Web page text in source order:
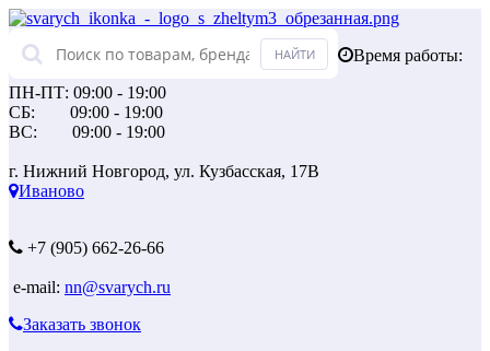
Время работы:
ПН-ПТ: 09:00 - 19:00
СБ: 09:00 - 19:00
ВС: 09:00 - 19:00
г. Нижний Новгород, ул. Кузбасская, 17В
Иваново
+7 (905) 662-26-66
e-mail: nn@svarych.ru
Заказать звонок